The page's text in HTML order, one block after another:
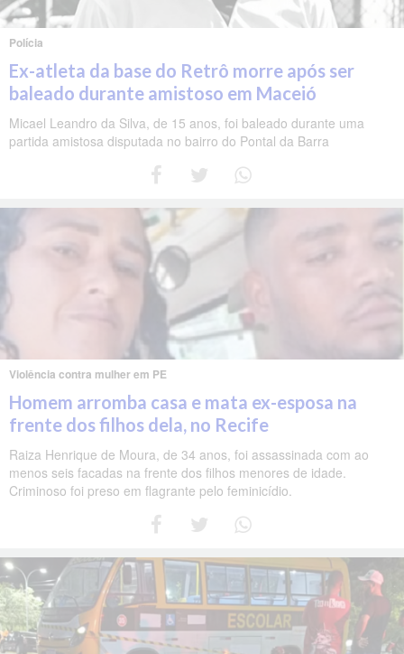
Polícia
Ex-atleta da base do Retrô morre após ser
baleado durante amistoso em Maceió
Micael Leandro da Silva, de 15 anos, foi baleado durante uma
partida amistosa disputada no bairro do Pontal da Barra
Violência contra mulher em PE
Homem arromba casa e mata ex-esposa na
frente dos filhos dela, no Recife
Raiza Henrique de Moura, de 34 anos, foi assassinada com ao
menos seis facadas na frente dos filhos menores de idade.
Criminoso foi preso em flagrante pelo feminicídio.